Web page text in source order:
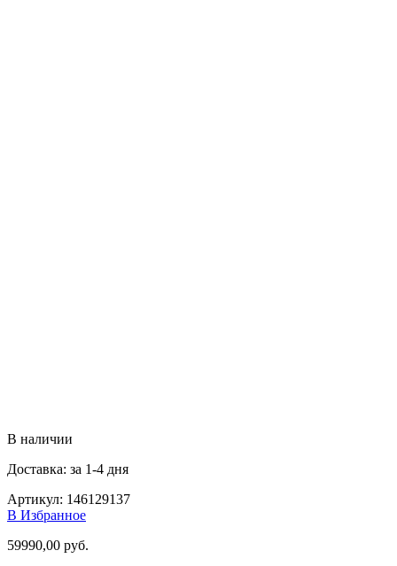
В наличии
Доставка: за 1-4 дня
Артикул: 146129137
В Избранное
59990,00 руб.